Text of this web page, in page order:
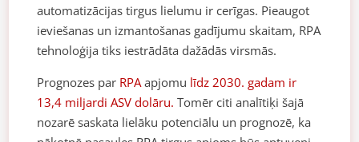
automatizācijas tirgus lielumu ir cerīgas. Pieaugot
ieviešanas un izmantošanas gadījumu skaitam, RPA
tehnoloģija tiks iestrādāta dažādās virsmās.
Prognozes par RPAapjomu līdz 2030. gadam ir
13,4 miljardi ASV dolāru. Tomēr citi analītiķi šajā
nozarē saskata lielāku potenciālu un prognozē, ka